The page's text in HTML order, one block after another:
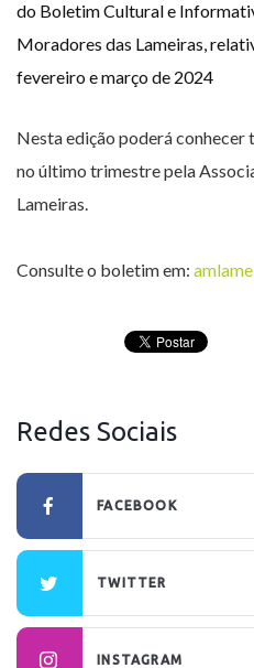
do Boletim Cultural e
Moradores das Lameiras,
fevereiro e março de 2024
Nesta edição poderá conhecer
no último trimestre pela
Lameiras.
Consulte o boletim em:
Redes Sociais
FACEBOOK
TWITTER
INSTAGRAM